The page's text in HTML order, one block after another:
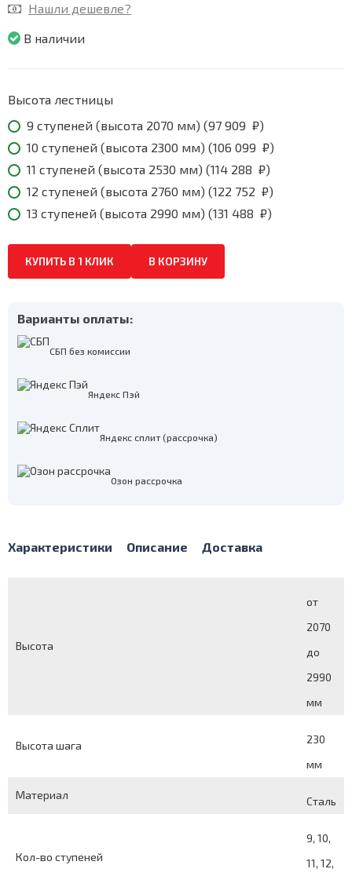
₽
Нашли дешевле?
В наличии
Высота лестницы
9 ступеней (высота 2070 мм) (97 909 ₽)
10 ступеней (высота 2300 мм) (106 099 ₽)
11 ступеней (высота 2530 мм) (114 288 ₽)
12 ступеней (высота 2760 мм) (122 752 ₽)
13 ступеней (высота 2990 мм) (131 488 ₽)
КУПИТЬ В 1 КЛИК В КОРЗИНУ
Варианты оплаты:
СБП без комиссии
Яндекс Пэй
Яндекс сплит (рассрочка)
Озон рассрочка
Характеристики Описание Доставка
Высота
от
2070
до
2990
мм
Высота шага
230
мм
Материал Сталь
Кол-во ступеней
9, 10,
11, 12,